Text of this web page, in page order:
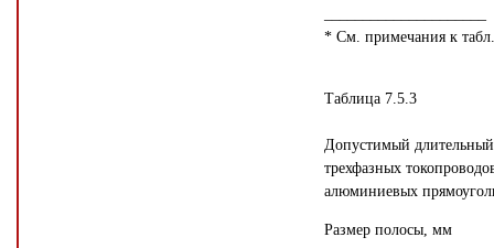
* См. примечания к
Таблица 7.5.3
Допустимый
трехфазных
алюминиевых
Размер полосы, мм